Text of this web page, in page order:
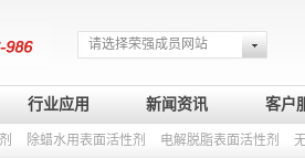
请选择荣强成员网站
行业应用 新闻资讯 客户
除蜡水用表面活性剂 电解脱脂表面活性剂